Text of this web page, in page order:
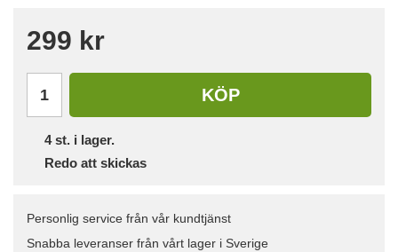
299 kr
KÖP
4st. i lager.
Redo att skickas
Personlig service från vår kundtjänst
Snabba leveranser från vårt lager i Sverige